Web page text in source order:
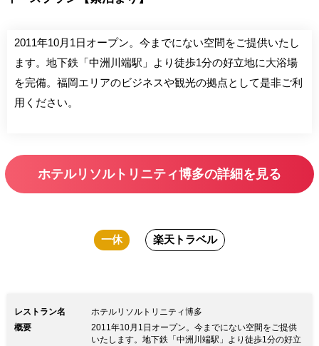
2011年10月1日オープン。今までにない空間をご提供いたし
ます。地下鉄「中洲川端駅」より徒歩1分の好立地に大浴場
を完備。福岡エリアのビジネスや観光の拠点として是非ご利
用ください。
ホテルリソルトリニティ博多の詳細を見る
一休 楽天トラベル
レストラン名
ホテルリソルトリニティ博多
概要
2011年10月1日オープン。今までにない空間をご提供
いたします。地下鉄「中洲川端駅」より徒歩1分の好立